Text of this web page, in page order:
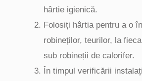
hârtie igienică.
Folosiți hârtia pentru a o
robineților, teurilor, la
sub robineții de calorifer.
În timpul verificării